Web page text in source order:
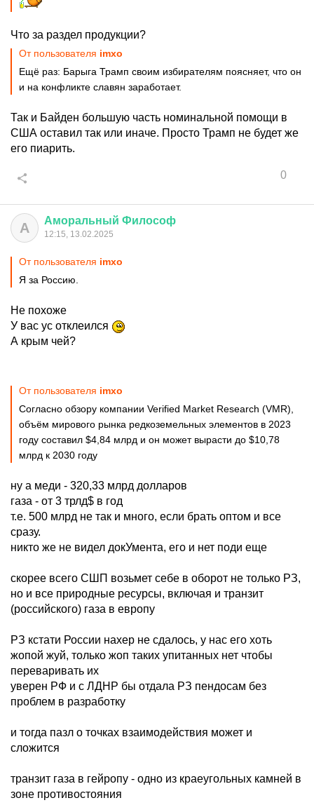
Что за раздел продукции?
От пользователя imxo
Ещё раз: Барыга Трамп своим избирателям поясняет, что он
и на конфликте славян заработает.
Так и Байден большую часть номинальной помощи в
США оставил так или иначе. Просто Трамп не будет же
его пиарить.
0
А Аморальный Философ
12:15, 13.02.2025
От пользователя imxo
Я за Россию.
Не похоже
У вас ус отклеился
А крым чей?
От пользователя imxo
Согласно обзору компании Verified Market Research (VMR),
объём мирового рынка редкоземельных элементов в 2023
году составил $4,84 млрд и он может вырасти до $10,78
млрд к 2030 году
ну а меди - 320,33 млрд долларов
газа - от 3 трлд$ в год
т.е. 500 млрд не так и много, если брать оптом и все
сразу.
никто же не видел докУмента, его и нет поди еще
скорее всего СШП возьмет себе в оборот не только РЗ,
но и все природные ресурсы, включая и транзит
(российского) газа в европу
РЗ кстати России нахер не сдалось, у нас его хоть
жопой жуй, только жоп таких упитанных нет чтобы
переваривать их
уверен РФ и с ЛДНР бы отдала РЗ пендосам без
проблем в разработку
и тогда пазл о точках взаимодействия может и
сложится
транзит газа в гейропу - одно из краеугольных камней в
зоне противостояния